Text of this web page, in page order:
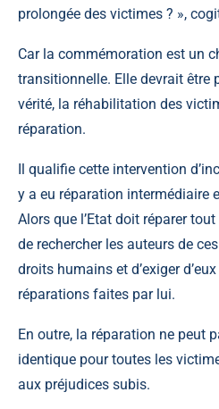
prolongée des victimes ? »,
Car la commémoration est un
transitionnelle. Elle devrait être
vérité, la réhabilitation des
réparation.
Il qualifie cette intervention
y a eu réparation intermédiaire
Alors que l’Etat doit réparer
de rechercher les auteurs de
droits humains et d’exiger
réparations faites par lui.
En outre, la réparation ne peut
identique pour toutes les
aux préjudices subis.